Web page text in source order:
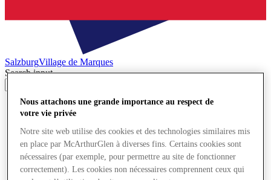
SalzburgVillage de Marques
Search input
Magasins
Offres
Planifiez votre visite
Quoi de neuf
Mangez et buvez
Cartes cadeaux
Services
Nous attachons une grande importance au respect de
votre vie privée
Notre site web utilise des cookies et des technologies similaires mis
en place par McArthurGlen à diverses fins. Certains cookies sont
nécessaires (par exemple, pour permettre au site de fonctionner
correctement). Les cookies non nécessaires comprennent ceux qui